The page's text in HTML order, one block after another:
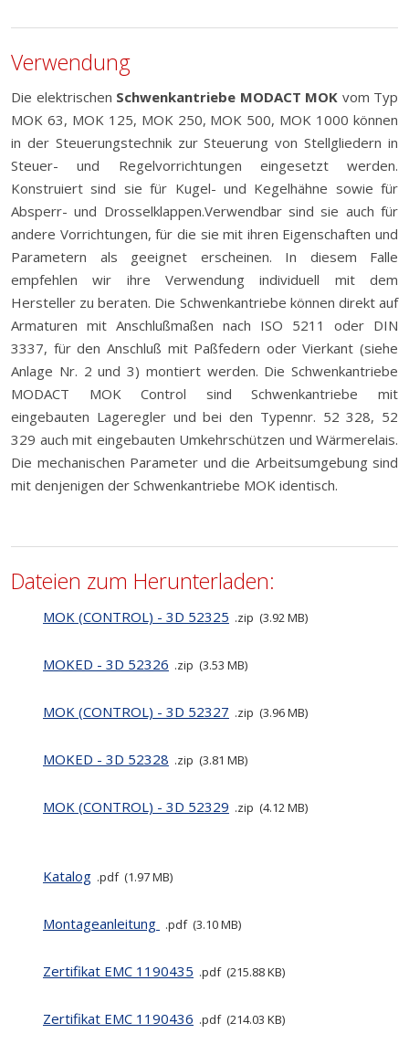
Verwendung
Die elektrischen Schwenkantriebe MODACT MOK vom Typ
MOK 63, MOK 125, MOK 250, MOK 500, MOK 1000 können
in der Steuerungstechnik zur Steuerung von Stellgliedern in
Steuer- und Regelvorrichtungen eingesetzt werden.
Konstruiert sind sie für Kugel- und Kegelhähne sowie für
Absperr- und Drosselklappen.Verwendbar sind sie auch für
andere Vorrichtungen, für die sie mit ihren Eigenschaften und
Parametern als geeignet erscheinen. In diesem Falle
empfehlen wir ihre Verwendung individuell mit dem
Hersteller zu beraten. Die Schwenkantriebe können direkt auf
Armaturen mit Anschlußmaßen nach ISO 5211 oder DIN
3337, für den Anschluß mit Paßfedern oder Vierkant (siehe
Anlage Nr. 2 und 3) montiert werden. Die Schwenkantriebe
MODACT MOK Control sind Schwenkantriebe mit
eingebauten Lageregler und bei den Typennr. 52 328, 52
329 auch mit eingebauten Umkehrschützen und Wärmerelais.
Die mechanischen Parameter und die Arbeitsumgebung sind
mit denjenigen der Schwenkantriebe MOK identisch.
Dateien zum Herunterladen:
MOK (CONTROL) - 3D 52325 zip 3.92 MB
MOKED - 3D 52326 zip 3.53 MB
MOK (CONTROL) - 3D 52327 zip 3.96 MB
MOKED - 3D 52328 zip 3.81 MB
MOK (CONTROL) - 3D 52329 zip 4.12 MB
Katalog pdf 1.97 MB
Montageanleitung pdf 3.10 MB
Zertifikat EMC 1190435 pdf 215.88 KB
Zertifikat EMC 1190436 pdf 214.03 KB